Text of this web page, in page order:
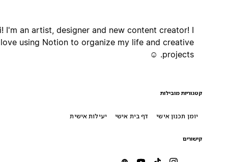
Hi! I'm an artist, designer and new content creator! I
love using Notion to organize my life and creative
projects. ☺️
קטגוריות מובילות
יומן תכנון אישי דף בית אישי יעילות אישית